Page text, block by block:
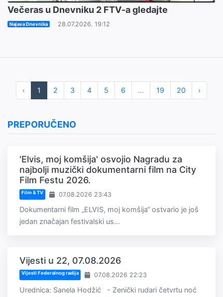
Večeras u Dnevniku 2 FTV-a gledajte
Najava Dnevnika 28.07.2026. 19:12
‹ 1 2 3 4 5 6 ... 19 20 ›
PREPORUČENO
'Elvis, moj komšija' osvojio Nagradu za
najbolji muzički dokumentarni film na City
Film Festu 2026.
Film & TV 07.08.2026 23:43
Dokumentarni film „ELVIS, moj komšija“ ostvario je još
jedan značajan festivalski us...
Vijesti u 22, 07.08.2026
Vijesti Federalnog radija 07.08.2026 22:23
Urednica: Sanela Hodžić - Zenički rudari četvrtu noć